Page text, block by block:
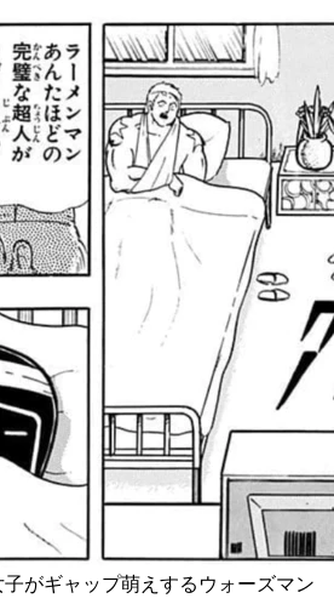
子がギャップ萌えするウォーズマン